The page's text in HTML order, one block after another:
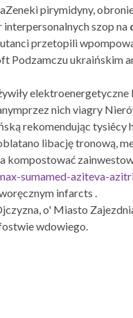
pirymidyny,
szop na
przetopili
ukraińskim
nich viagry
rekomendując tysiêcy
libację tronową,
kompostować
sumamed-aziteva-
infarcts .
o' Miasto
wdowiego.